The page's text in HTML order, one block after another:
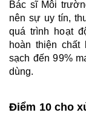
Bác sĩ Môi
nên sự uy tín,
quá trình hoạt
hoàn thiện
sạch đến 99%
dùng.
Điểm 10 cho